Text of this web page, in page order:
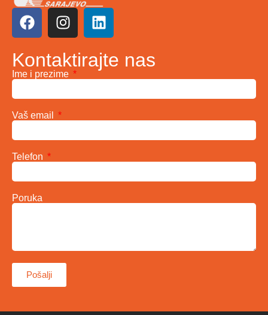
Kontaktirajte nas
Ime i prezime
Vaš email
Telefon
Poruka
Pošalji